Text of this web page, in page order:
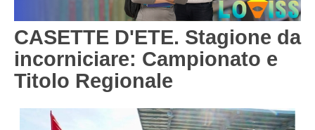
CASETTE D'ETE. Stagione da
incorniciare: Campionato e
Titolo Regionale